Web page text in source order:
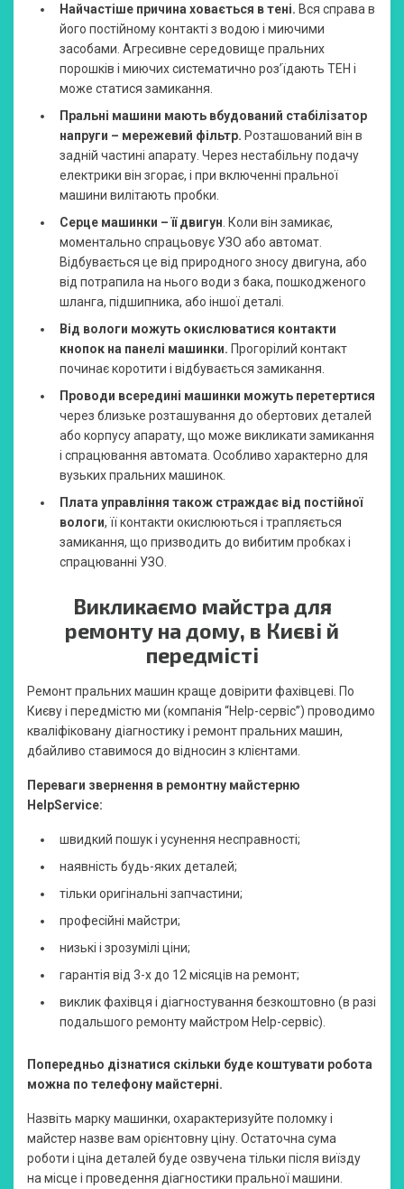
Найчастіше причина ховається в тені. Вся справа в
його постійному контакті з водою і миючими
засобами. Агресивне середовище пральних
порошків і миючих систематично роз’їдають ТЕН і
може статися замикання.
Пральні машини мають вбудований стабілізатор
напруги – мережевий фільтр. Розташований він в
задній частині апарату. Через нестабільну подачу
електрики він згорає, і при включенні пральної
машини вилітають пробки.
Серце машинки – її двигун . Коли він замикає,
моментально спрацьовує УЗО або автомат.
Відбувається це від природного зносу двигуна, або
від потрапила на нього води з бака, пошкодженого
шланга, підшипника, або іншої деталі.
Від вологи можуть окислюватися контакти
кнопок на панелі машинки. Прогорілий контакт
починає коротити і відбувається замикання.
Проводи всередині машинки можуть перетертися
через близьке розташування до обертових деталей
або корпусу апарату, що може викликати замикання
і спрацювання автомата. Особливо характерно для
вузьких пральних машинок.
Плата управління також страждає від постійної
вологи, її контакти окислюються і трапляється
замикання, що призводить до вибитим пробках і
спрацюванні УЗО.
Викликаємо майстра для
ремонту на дому, в Києві й
передмісті
Ремонт пральних машин краще довірити фахівцеві. По
Києву і передмістю ми (компанія “Help-сервіс”) проводимо
кваліфіковану діагностику і ремонт пральних машин,
дбайливо ставимося до відносин з клієнтами.
Переваги звернення в ремонтну майстерню
HelpService:
швидкий пошук і усунення несправності;
наявність будь-яких деталей;
тільки оригінальні запчастини;
професійні майстри;
низькі і зрозумілі ціни;
гарантія від 3-х до 12 місяців на ремонт;
виклик фахівця і діагностування безкоштовно (в разі
подальшого ремонту майстром Help-сервіс).
Попередньо дізнатися скільки буде коштувати робота
можна по телефону майстерні.
Назвіть марку машинки, охарактеризуйте поломку і
майстер назве вам орієнтовну ціну. Остаточна сума
роботи і ціна деталей буде озвучена тільки після виїзду
на місце і проведення діагностики пральної машини.